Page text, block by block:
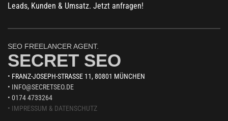
Leads, Kunden & Umsatz. Jetzt anfragen!
SEO FREELANCER AGENT.
SECRET SEO
• FRANZ-JOSEPH-STRASSE 11, 80801 MÜNCHEN
• INFO@SECRETSEO.DE
• 0174 4733264
• IMPRESSUM & DATENSCHUTZ